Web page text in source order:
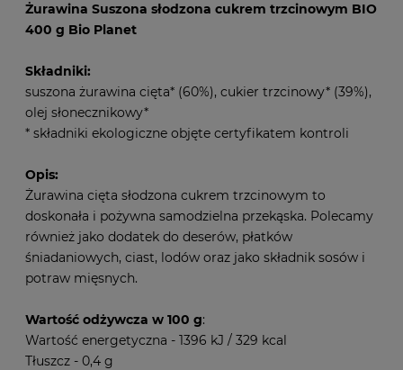
Żurawina Suszona słodzona cukrem trzcinowym BIO
400 g Bio Planet
Składniki:
suszona żurawina cięta* (60%), cukier trzcinowy* (39%),
olej słonecznikowy*
* składniki ekologiczne objęte certyfikatem kontroli
Opis:
Żurawina cięta słodzona cukrem trzcinowym to
doskonała i pożywna samodzielna przekąska. Polecamy
również jako dodatek do deserów, płatków
śniadaniowych, ciast, lodów oraz jako składnik sosów i
potraw mięsnych.
Wartość odżywcza w 100 g:
Wartość energetyczna - 1396 kJ / 329 kcal
Tłuszcz - 0,4 g